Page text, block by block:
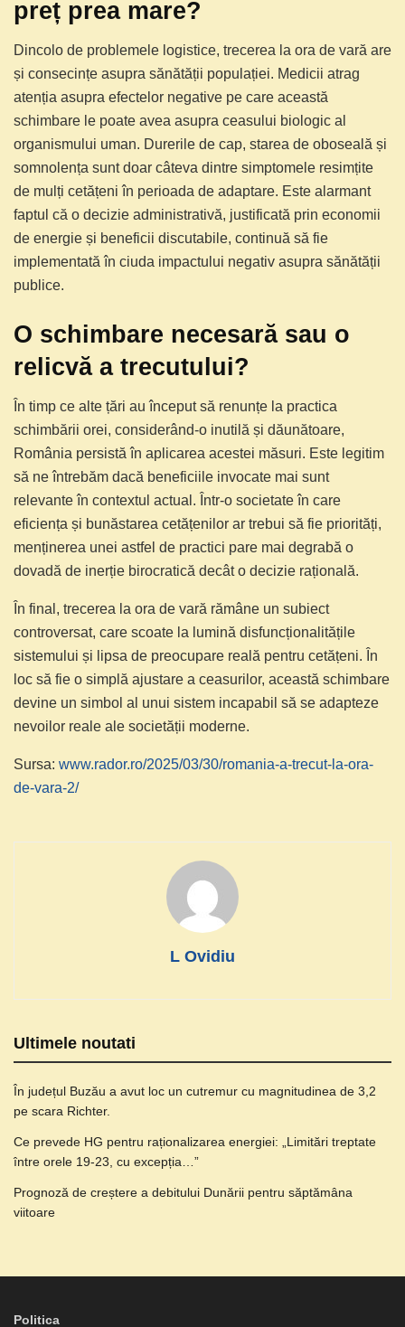
preț prea mare?
Dincolo de problemele logistice, trecerea la ora de vară are
și consecințe asupra sănătății populației. Medicii atrag
atenția asupra efectelor negative pe care această
schimbare le poate avea asupra ceasului biologic al
organismului uman. Durerile de cap, starea de oboseală și
somnolența sunt doar câteva dintre simptomele resimțite
de mulți cetățeni în perioada de adaptare. Este alarmant
faptul că o decizie administrativă, justificată prin economii
de energie și beneficii discutabile, continuă să fie
implementată în ciuda impactului negativ asupra sănătății
publice.
O schimbare necesară sau o
relicvă a trecutului?
În timp ce alte țări au început să renunțe la practica
schimbării orei, considerând-o inutilă și dăunătoare,
România persistă în aplicarea acestei măsuri. Este legitim
să ne întrebăm dacă beneficiile invocate mai sunt
relevante în contextul actual. Într-o societate în care
eficiența și bunăstarea cetățenilor ar trebui să fie priorități,
menținerea unei astfel de practici pare mai degrabă o
dovadă de inerție birocratică decât o decizie rațională.
În final, trecerea la ora de vară rămâne un subiect
controversat, care scoate la lumină disfuncționalitățile
sistemului și lipsa de preocupare reală pentru cetățeni. În
loc să fie o simplă ajustare a ceasurilor, această schimbare
devine un simbol al unui sistem incapabil să se adapteze
nevoilor reale ale societății moderne.
Sursa: www.rador.ro/2025/03/30/romania-a-trecut-la-ora-
de-vara-2/
L Ovidiu
Ultimele noutati
În județul Buzău a avut loc un cutremur cu magnitudinea de 3,2
pe scara Richter.
Ce prevede HG pentru raționalizarea energiei: „Limitări treptate
între orele 19-23, cu excepția…”
Prognoză de creștere a debitului Dunării pentru săptămâna
viitoare
Politica